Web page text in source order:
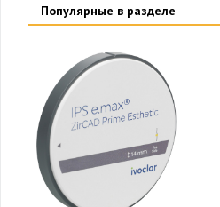
Популярные в разделе